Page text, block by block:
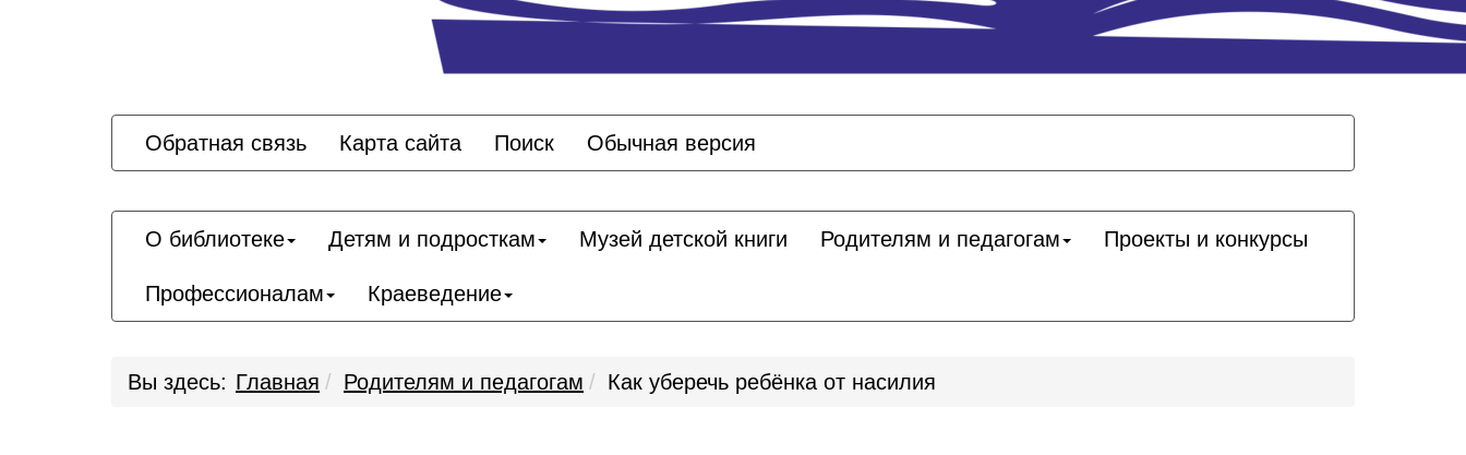
Обратная связь Карта сайта Поиск Обычная версия
О библиотеке Детям и подросткам Музей детской книги Родителям и педагогам Проекты и конкурсы
Профессионалам Краеведение
Вы здесь: Главная Родителям и педагогам Как уберечь ребёнка от насилия